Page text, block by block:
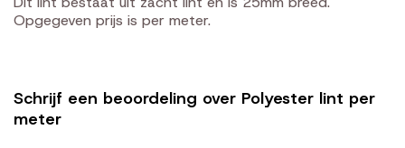
Opgegeven prijs is per meter.
Schrijf een beoordeling over Polyester lint per
meter